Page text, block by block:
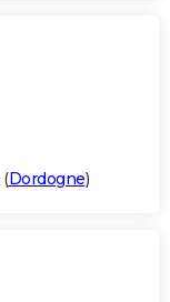
(Dordogne)